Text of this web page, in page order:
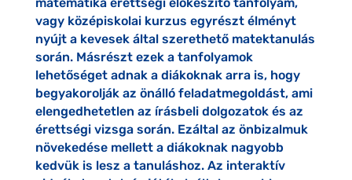
vagy középiskolai kurzus egyrészt élményt
nyújt a kevesek által szerethető matektanulás
során. Másrészt ezek a tanfolyamok
lehetőséget adnak a diákoknak arra is, hogy
begyakorolják az önálló feladatmegoldást, ami
elengedhetetlen az írásbeli dolgozatok és az
érettségi vizsga során. Ezáltal az önbizalmuk
növekedése mellett a diákoknak nagyobb
kedvük is lesz a tanuláshoz. Az interaktív